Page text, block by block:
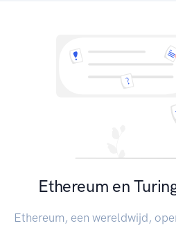
Ethereum en
Ethereum, een wereldwijd,